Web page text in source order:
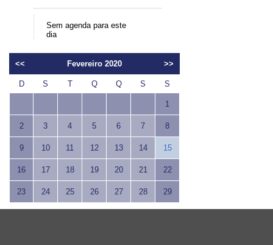
Sem agenda para este
dia
<< Fevereiro 2020 >>
D S T Q Q S S
1
2 3 4 5 6 7 8
9 10 11 12 13 14 15
16 17 18 19 20 21 22
23 24 25 26 27 28 29